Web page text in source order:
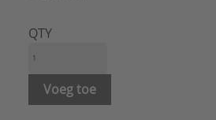
QTY
Voeg toe